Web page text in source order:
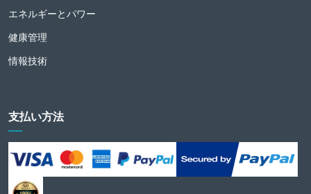
エネルギーとパワー
健康管理
情報技術
支払い方法